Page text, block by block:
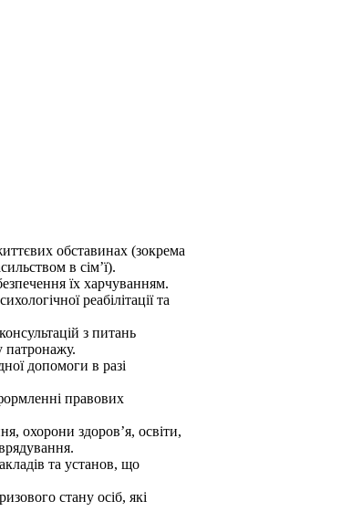
обставинах (зокрема
в сім’ї).
їх харчуванням.
реабілітації та
з питань
патронажу.
допомоги в разі
правових
охорони здоров’я, освіти,
та установ, що
стану осіб, які